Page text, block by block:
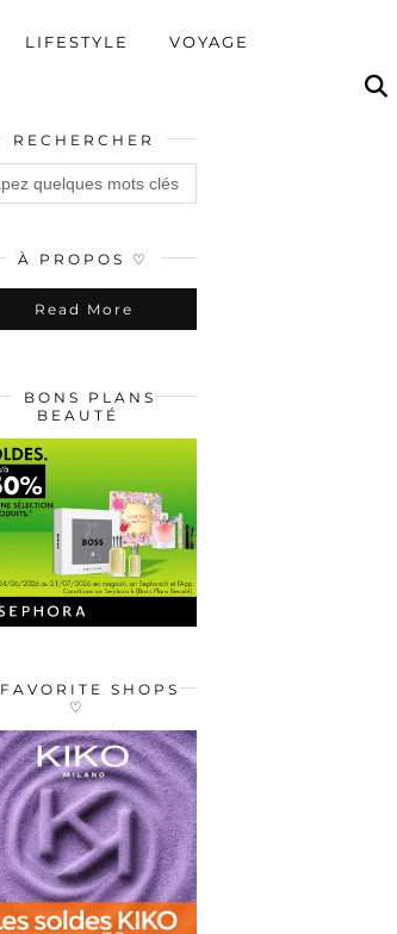
LIFESTYLE VOYAGE
RECHERCHER
À PROPOS ♡
Read More
BONS PLANS
BEAUTÉ
FAVORITE SHOPS
♡